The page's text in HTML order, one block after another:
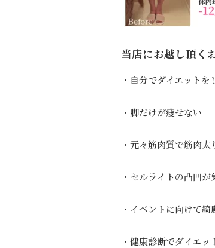
当店にお越し頂く
・自分でダイエット
・脚だけが痩せない
・元々筋肉質で筋肉太
・セルライトの凸凹が
・イベントに向けて
・健康診断でダイエ